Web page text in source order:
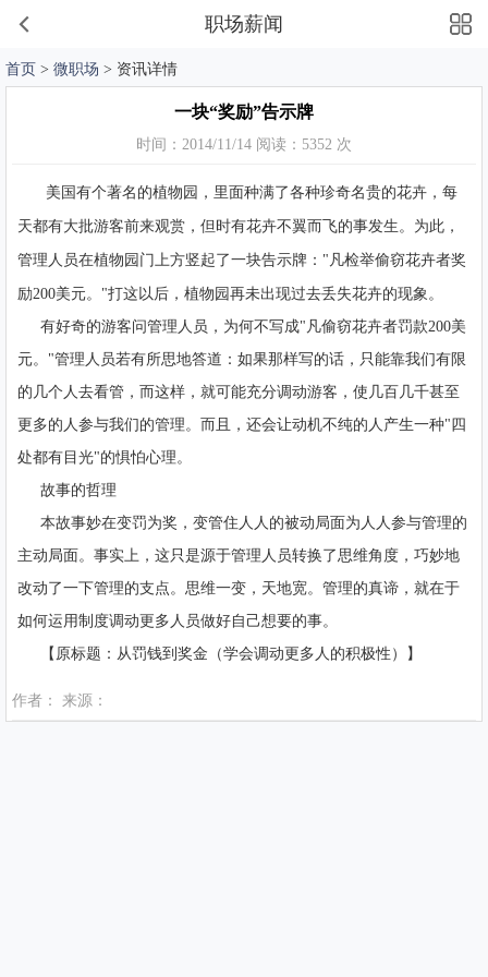
职场薪闻
首页 > 微职场 > 资讯详情
一块“奖励”告示牌
时间：2014/11/14 阅读：5352 次
美国有个著名的植物园，里面种满了各种珍奇名贵的花卉，每
天都有大批游客前来观赏，但时有花卉不翼而飞的事发生。为此，
管理人员在植物园门上方竖起了一块告示牌："凡检举偷窃花卉者奖
励200美元。"打这以后，植物园再未出现过去丢失花卉的现象。
有好奇的游客问管理人员，为何不写成"凡偷窃花卉者罚款200美
元。"管理人员若有所思地答道：如果那样写的话，只能靠我们有限
的几个人去看管，而这样，就可能充分调动游客，使几百几千甚至
更多的人参与我们的管理。而且，还会让动机不纯的人产生一种"四
处都有目光"的惧怕心理。
故事的哲理
本故事妙在变罚为奖，变管住人人的被动局面为人人参与管理的
主动局面。事实上，这只是源于管理人员转换了思维角度，巧妙地
改动了一下管理的支点。思维一变，天地宽。管理的真谛，就在于
如何运用制度调动更多人员做好自己想要的事。
【原标题：从罚钱到奖金（学会调动更多人的积极性）】
作者： 来源：